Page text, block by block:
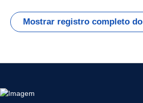
Mostrar registro completo